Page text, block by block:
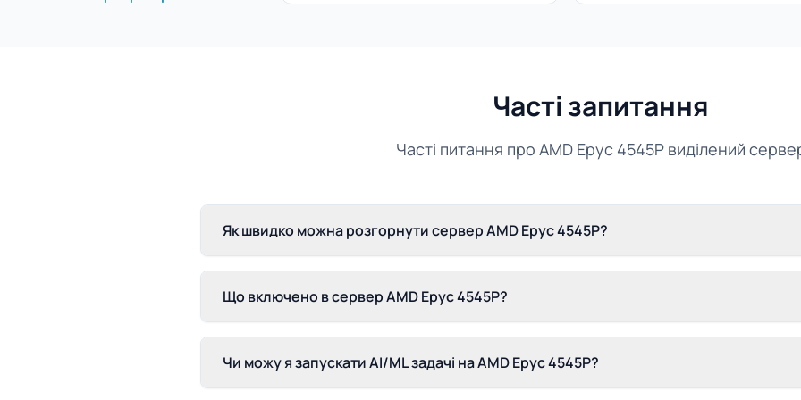
Часті запитання
Часті питання про AMD Epyc 4545P виділений
Як швидко можна розгорнути сервер AMD Epyc 4545P?
Що включено в сервер AMD Epyc 4545P?
Чи можу я запускати AI/ML задачі на AMD Epyc 4545P?